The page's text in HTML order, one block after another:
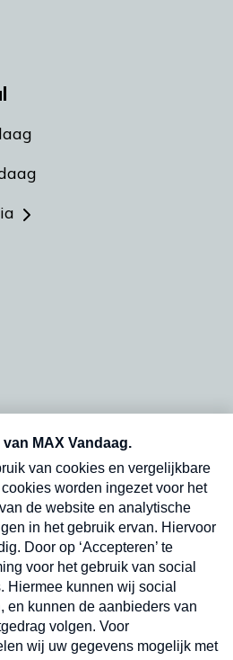
en dinsdagochtend in
Verzend